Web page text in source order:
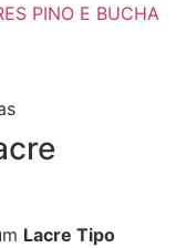
PINO E BUCHA
Lacre Tipo